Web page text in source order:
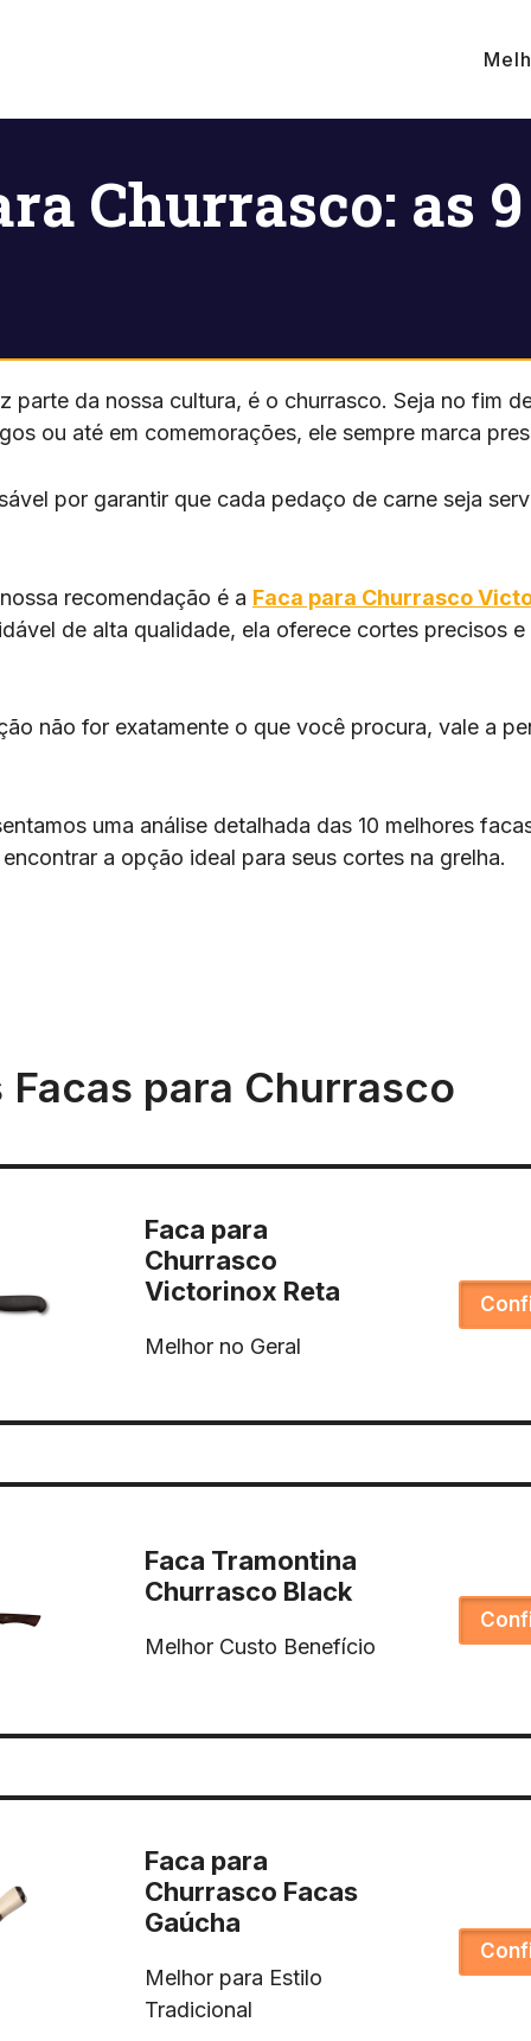
Churrasco: as
parte da nossa cultura, é o churrasco. Seja no fim
ou até em comemorações, ele sempre marca
por garantir que cada pedaço de carne seja
recomendação é a Faca para Churrasco
de alta qualidade, ela oferece cortes precisos
não for exatamente o que você procura, vale a
uma análise detalhada das 10 melhores
a opção ideal para seus cortes na grelha.
para Churrasco
Faca para
Churrasco
Victorinox Reta
Melhor no Geral
Faca Tramontina
Churrasco Black
Melhor Custo Benefício
Faca para
Churrasco Facas
Gaúcha
Melhor para Estilo
Tradicional